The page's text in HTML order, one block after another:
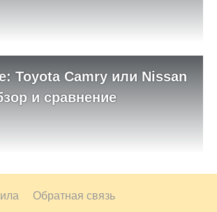
Toyota Camry или Nissan
и сравнение
Обратная связь